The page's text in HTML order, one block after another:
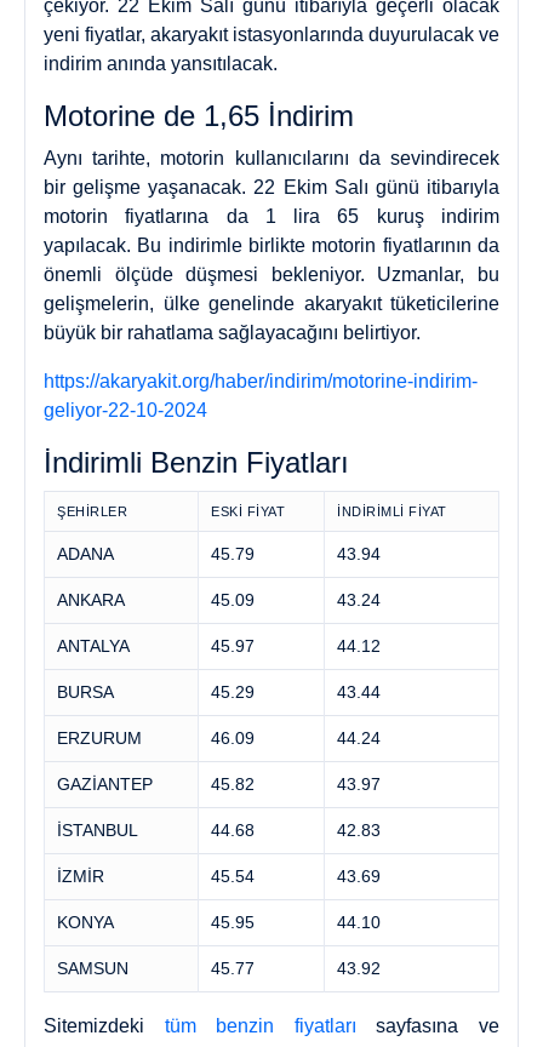
çekiyor. 22 Ekim Salı günü itibarıyla geçerli olacak
yeni fiyatlar, akaryakıt istasyonlarında duyurulacak ve
indirim anında yansıtılacak.
Motorine de 1,65 İndirim
Aynı tarihte, motorin kullanıcılarını da sevindirecek
bir gelişme yaşanacak. 22 Ekim Salı günü itibarıyla
motorin fiyatlarına da 1 lira 65 kuruş indirim
yapılacak. Bu indirimle birlikte motorin fiyatlarının da
önemli ölçüde düşmesi bekleniyor. Uzmanlar, bu
gelişmelerin, ülke genelinde akaryakıt tüketicilerine
büyük bir rahatlama sağlayacağını belirtiyor.
https://akaryakit.org/haber/indirim/motorine-indirim-
geliyor-22-10-2024
İndirimli Benzin Fiyatları
ŞEHIRLER ESKI FIYAT İNDIRIMLI FIYAT
ADANA 45.79 43.94
ANKARA 45.09 43.24
ANTALYA 45.97 44.12
BURSA 45.29 43.44
ERZURUM 46.09 44.24
GAZİANTEP 45.82 43.97
İSTANBUL 44.68 42.83
İZMİR 45.54 43.69
KONYA 45.95 44.10
SAMSUN 45.77 43.92
Sitemizdeki tüm benzin fiyatları sayfasına ve